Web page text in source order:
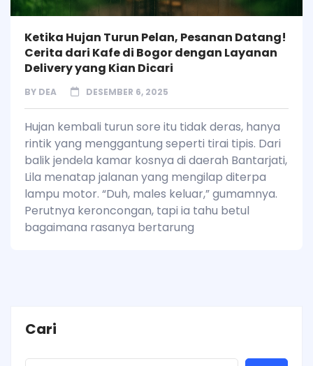
Ketika Hujan Turun Pelan, Pesanan Datang!
Cerita dari Kafe di Bogor dengan Layanan
Delivery yang Kian Dicari
BY DEA DESEMBER 6, 2025
Hujan kembali turun sore itu tidak deras, hanya
rintik yang menggantung seperti tirai tipis. Dari
balik jendela kamar kosnya di daerah Bantarjati,
Lila menatap jalanan yang mengilap diterpa
lampu motor. “Duh, males keluar,” gumamnya.
Perutnya keroncongan, tapi ia tahu betul
bagaimana rasanya bertarung
Cari